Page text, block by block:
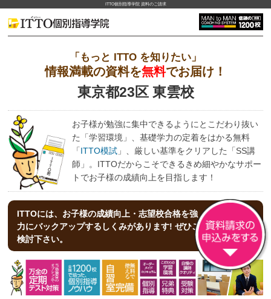
ITTO個別指導学院 資料のご請求
「もっと ITTO を知りたい」
情報満載の資料を無料でお届け！
東京都23区 東雲校
お子様が勉強に集中できるようにとこだわり抜い
た「学習環境」、基礎学力の定着をはかる無料
「ITTO模試」、厳しい基準をクリアした「SS講
師」。ITTOだからこそできるきめ細やかなサポー
トでお子様の成績向上を目指します！
ITTOには、お子様の成績向上・志望校合格を強
力にバックアップする しくみがあります! ぜひご
検討下さい。